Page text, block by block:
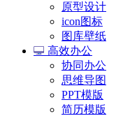
原型设计
icon图标
图库壁纸
高效办公
协同办公
思维导图
PPT模版
简历模版